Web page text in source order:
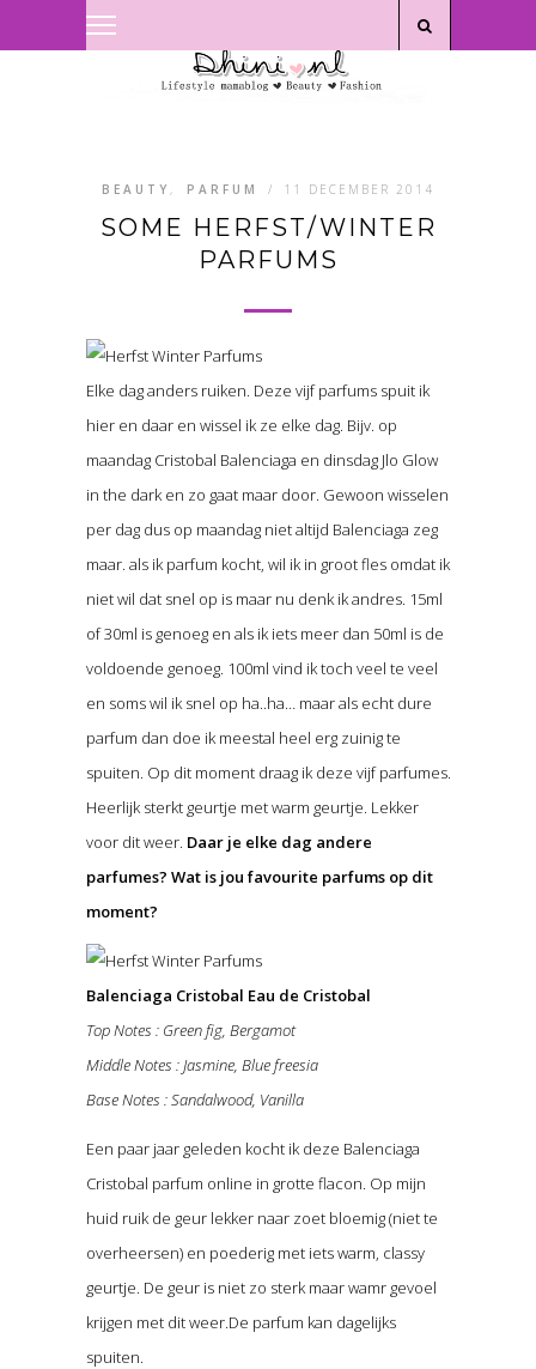
BEAUTY , PARFUM / 11 DECEMBER 2014
SOME HERFST/WINTER
PARFUMS
Elke dag anders ruiken. Deze vijf parfums spuit ik
hier en daar en wissel ik ze elke dag. Bijv. op
maandag Cristobal Balenciaga en dinsdag Jlo Glow
in the dark en zo gaat maar door. Gewoon wisselen
per dag dus op maandag niet altijd Balenciaga zeg
maar. als ik parfum kocht, wil ik in groot fles omdat ik
niet wil dat snel op is maar nu denk ik andres. 15ml
of 30ml is genoeg en als ik iets meer dan 50ml is de
voldoende genoeg. 100ml vind ik toch veel te veel
en soms wil ik snel op ha..ha… maar als echt dure
parfum dan doe ik meestal heel erg zuinig te
spuiten. Op dit moment draag ik deze vijf parfumes.
Heerlijk sterkt geurtje met warm geurtje. Lekker
voor dit weer. Daar je elke dag andere
parfumes? Wat is jou favourite parfums op dit
moment?
Balenciaga Cristobal Eau de Cristobal
Top Notes : Green fig, Bergamot
Middle Notes : Jasmine, Blue freesia
Base Notes : Sandalwood, Vanilla
Een paar jaar geleden kocht ik deze Balenciaga
Cristobal parfum online in grotte flacon. Op mijn
huid ruik de geur lekker naar zoet bloemig (niet te
overheersen) en poederig met iets warm, classy
geurtje. De geur is niet zo sterk maar wamr gevoel
krijgen met dit weer.De parfum kan dagelijks
spuiten.